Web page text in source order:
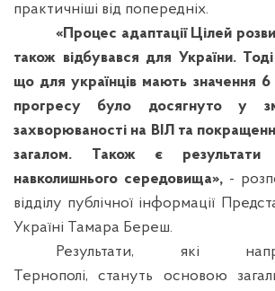
практичніші від попередніх.
«Процес адаптації Цілей
також відбувався для України.
що для українців мають значення 6
прогресу було досягнуто у
захворюваності на ВІЛ та
загалом. Також є результати
навколишнього середовища», -
відділу публічної інформації
Україні Тамара Береш.
Результати, які
Тернополі, стануть основою